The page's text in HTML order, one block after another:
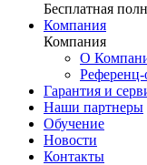
Бесплатная
Компания
Компания
О
Гарантия и
Наши партнеры
Обучение
Новости
Контакты